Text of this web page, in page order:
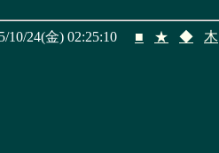
10/24(金) 02:25:10 ■ ★ ◆ 木